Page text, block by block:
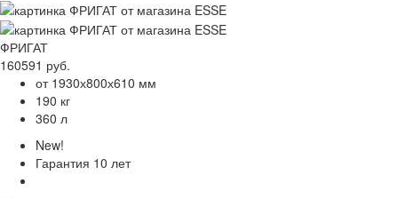
ФРИГАТ
160591 руб.
от 1930х800х610 мм
190 кг
360 л
New!
Гарантия 10 лет